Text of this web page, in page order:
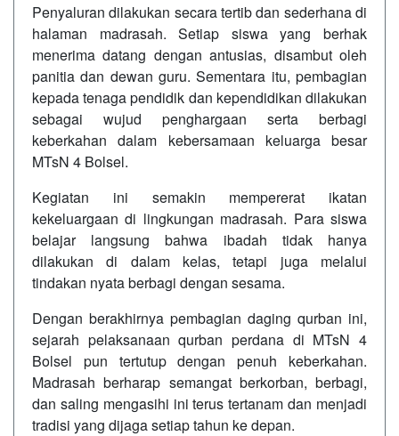
Penyaluran dilakukan secara tertib dan sederhana di
halaman madrasah. Setiap siswa yang berhak
menerima datang dengan antusias, disambut oleh
panitia dan dewan guru. Sementara itu, pembagian
kepada tenaga pendidik dan kependidikan dilakukan
sebagai wujud penghargaan serta berbagi
keberkahan dalam kebersamaan keluarga besar
MTsN 4 Bolsel.
Kegiatan ini semakin mempererat ikatan
kekeluargaan di lingkungan madrasah. Para siswa
belajar langsung bahwa ibadah tidak hanya
dilakukan di dalam kelas, tetapi juga melalui
tindakan nyata berbagi dengan sesama.
Dengan berakhirnya pembagian daging qurban ini,
sejarah pelaksanaan qurban perdana di MTsN 4
Bolsel pun tertutup dengan penuh keberkahan.
Madrasah berharap semangat berkorban, berbagi,
dan saling mengasihi ini terus tertanam dan menjadi
tradisi yang dijaga setiap tahun ke depan.